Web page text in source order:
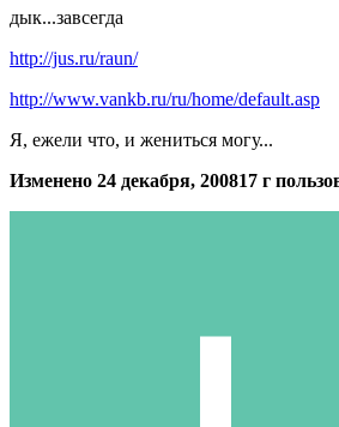
дык...завсегда
http://jus.ru/raun/
http://www.vankb.ru/ru/home/default.asp
Я, ежели что, и жениться могу...
Изменено 24 декабря, 200817 г